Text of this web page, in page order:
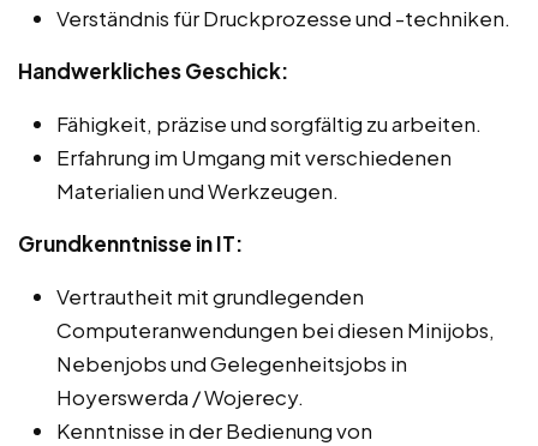
Verständnis für Druckprozesse und -techniken.
Handwerkliches Geschick:
Fähigkeit, präzise und sorgfältig zu arbeiten.
Erfahrung im Umgang mit verschiedenen
Materialien und Werkzeugen.
Grundkenntnisse in IT:
Vertrautheit mit grundlegenden
Computeranwendungen bei diesen Minijobs,
Nebenjobs und Gelegenheitsjobs in
Hoyerswerda / Wojerecy.
Kenntnisse in der Bedienung von